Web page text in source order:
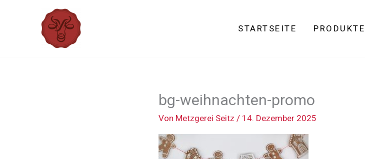
STARTSEITE PRODUKTE
bg-weihnachten-promo
Von Metzgerei Seitz / 14. Dezember 2025